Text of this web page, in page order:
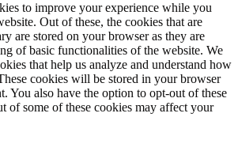
to improve your experience while you
Out of these, the cookies that are
are stored on your browser as they are
of basic functionalities of the website. We
that help us analyze and understand how
cookies will be stored in your browser
You also have the option to opt-out of these
of some of these cookies may affect your